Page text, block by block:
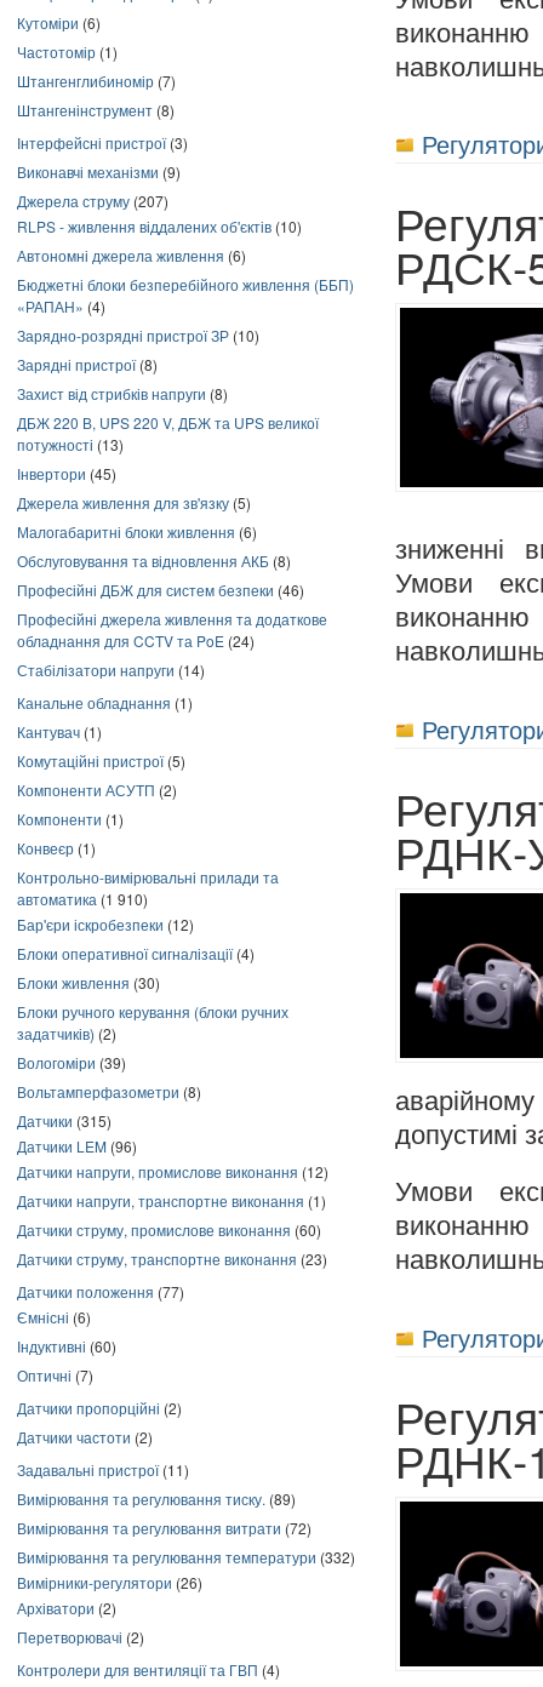
Кутоміри (6)
Частотомір (1)
Штангенглибиномір (7)
Штангенінструмент (8)
Інтерфейсні пристрої(3)
Виконавчі механізми (9)
Джерела струму (207)
RLPS - живлення віддалених об'єктів (10)
Автономні джерела живлення (6)
Бюджетні блоки безперебійного живлення (ББП)
«РАПАН» (4)
Зарядно-розрядні пристрої ЗР (10)
Зарядні пристрої(8)
Захист від стрибків напруги (8)
ДБЖ 220 В, UPS 220 V, ДБЖ та UPS великої
потужності (13)
Інвертори (45)
Джерела живлення для зв'язку (5)
Малогабаритні блоки живлення (6)
Обслуговування та відновлення АКБ (8)
Професійні ДБЖ для систем безпеки (46)
Професійні джерела живлення та додаткове
обладнання для CCTV та PoE (24)
Стабілізатори напруги (14)
Канальне обладнання (1)
Кантувач (1)
Комутаційні пристрої(5)
Компоненти АСУТП (2)
Компоненти (1)
Конвеєр (1)
Контрольно-вимірювальні прилади та
автоматика (1 910)
Бар'єри іскробезпеки (12)
Блоки оперативної сигналізації(4)
Блоки живлення (30)
Блоки ручного керування (блоки ручних
задатчиків) (2)
Вологоміри (39)
Вольтамперфазометри (8)
Датчики (315)
Датчики LEM (96)
Датчики напруги, промислове виконання (12)
Датчики напруги, транспортне виконання (1)
Датчики струму, промислове виконання (60)
Датчики струму, транспортне виконання (23)
Датчики положення (77)
Ємнісні (6)
Індуктивні (60)
Оптичні (7)
Датчики пропорційні (2)
Датчики частоти (2)
Задавальні пристрої(11)
Вимірювання та регулювання тиску. (89)
Вимірювання та регулювання витрати (72)
Вимірювання та регулювання температури (332)
Вимірники-регулятори (26)
Архіватори (2)
Перетворювачі (2)
Контролери для вентиляції та ГВП (4)
РДСК-
зниженні
Умови
РДНК-
допустимі
Умови
РДНК-